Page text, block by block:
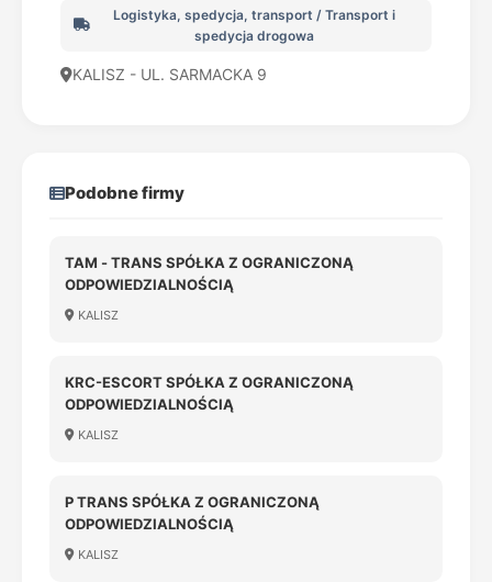
Logistyka, spedycja, transport / Transport i
spedycja drogowa
KALISZ - UL. SARMACKA 9
Podobne firmy
TAM - TRANS SPÓŁKA Z OGRANICZONĄ
ODPOWIEDZIALNOŚCIĄ
KALISZ
KRC-ESCORT SPÓŁKA Z OGRANICZONĄ
ODPOWIEDZIALNOŚCIĄ
KALISZ
P TRANS SPÓŁKA Z OGRANICZONĄ
ODPOWIEDZIALNOŚCIĄ
KALISZ